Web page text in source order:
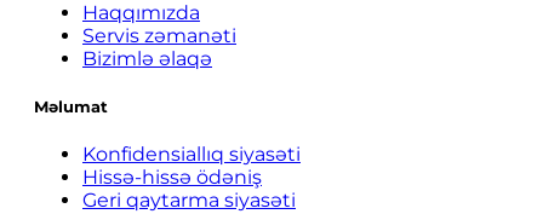
Haqqımızda
Servis zəmanəti
Bizimlə əlaqə
Məlumat
Konfidensiallıq siyasəti
Hissə-hissə ödəniş
Geri qaytarma siyasəti